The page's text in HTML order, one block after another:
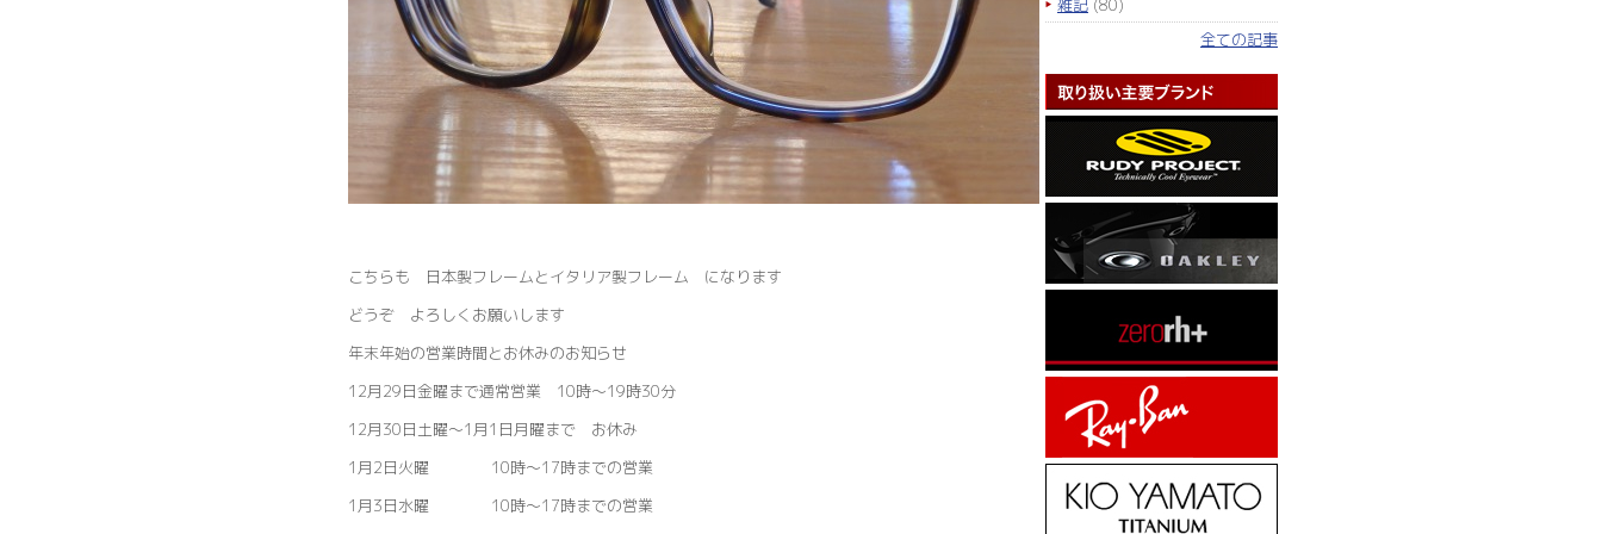
こちらも 日本製フレームとイタリア製フレーム になります
どうぞ よろしくお願いします
年末年始の営業時間とお休みのお知らせ
12月29日金曜まで通常営業 10時～19時30分
12月30日土曜～1月1日月曜まで お休み
1月2日火曜 10時～17時までの営業
1月3日水曜 10時～17時までの営業
全ての記事